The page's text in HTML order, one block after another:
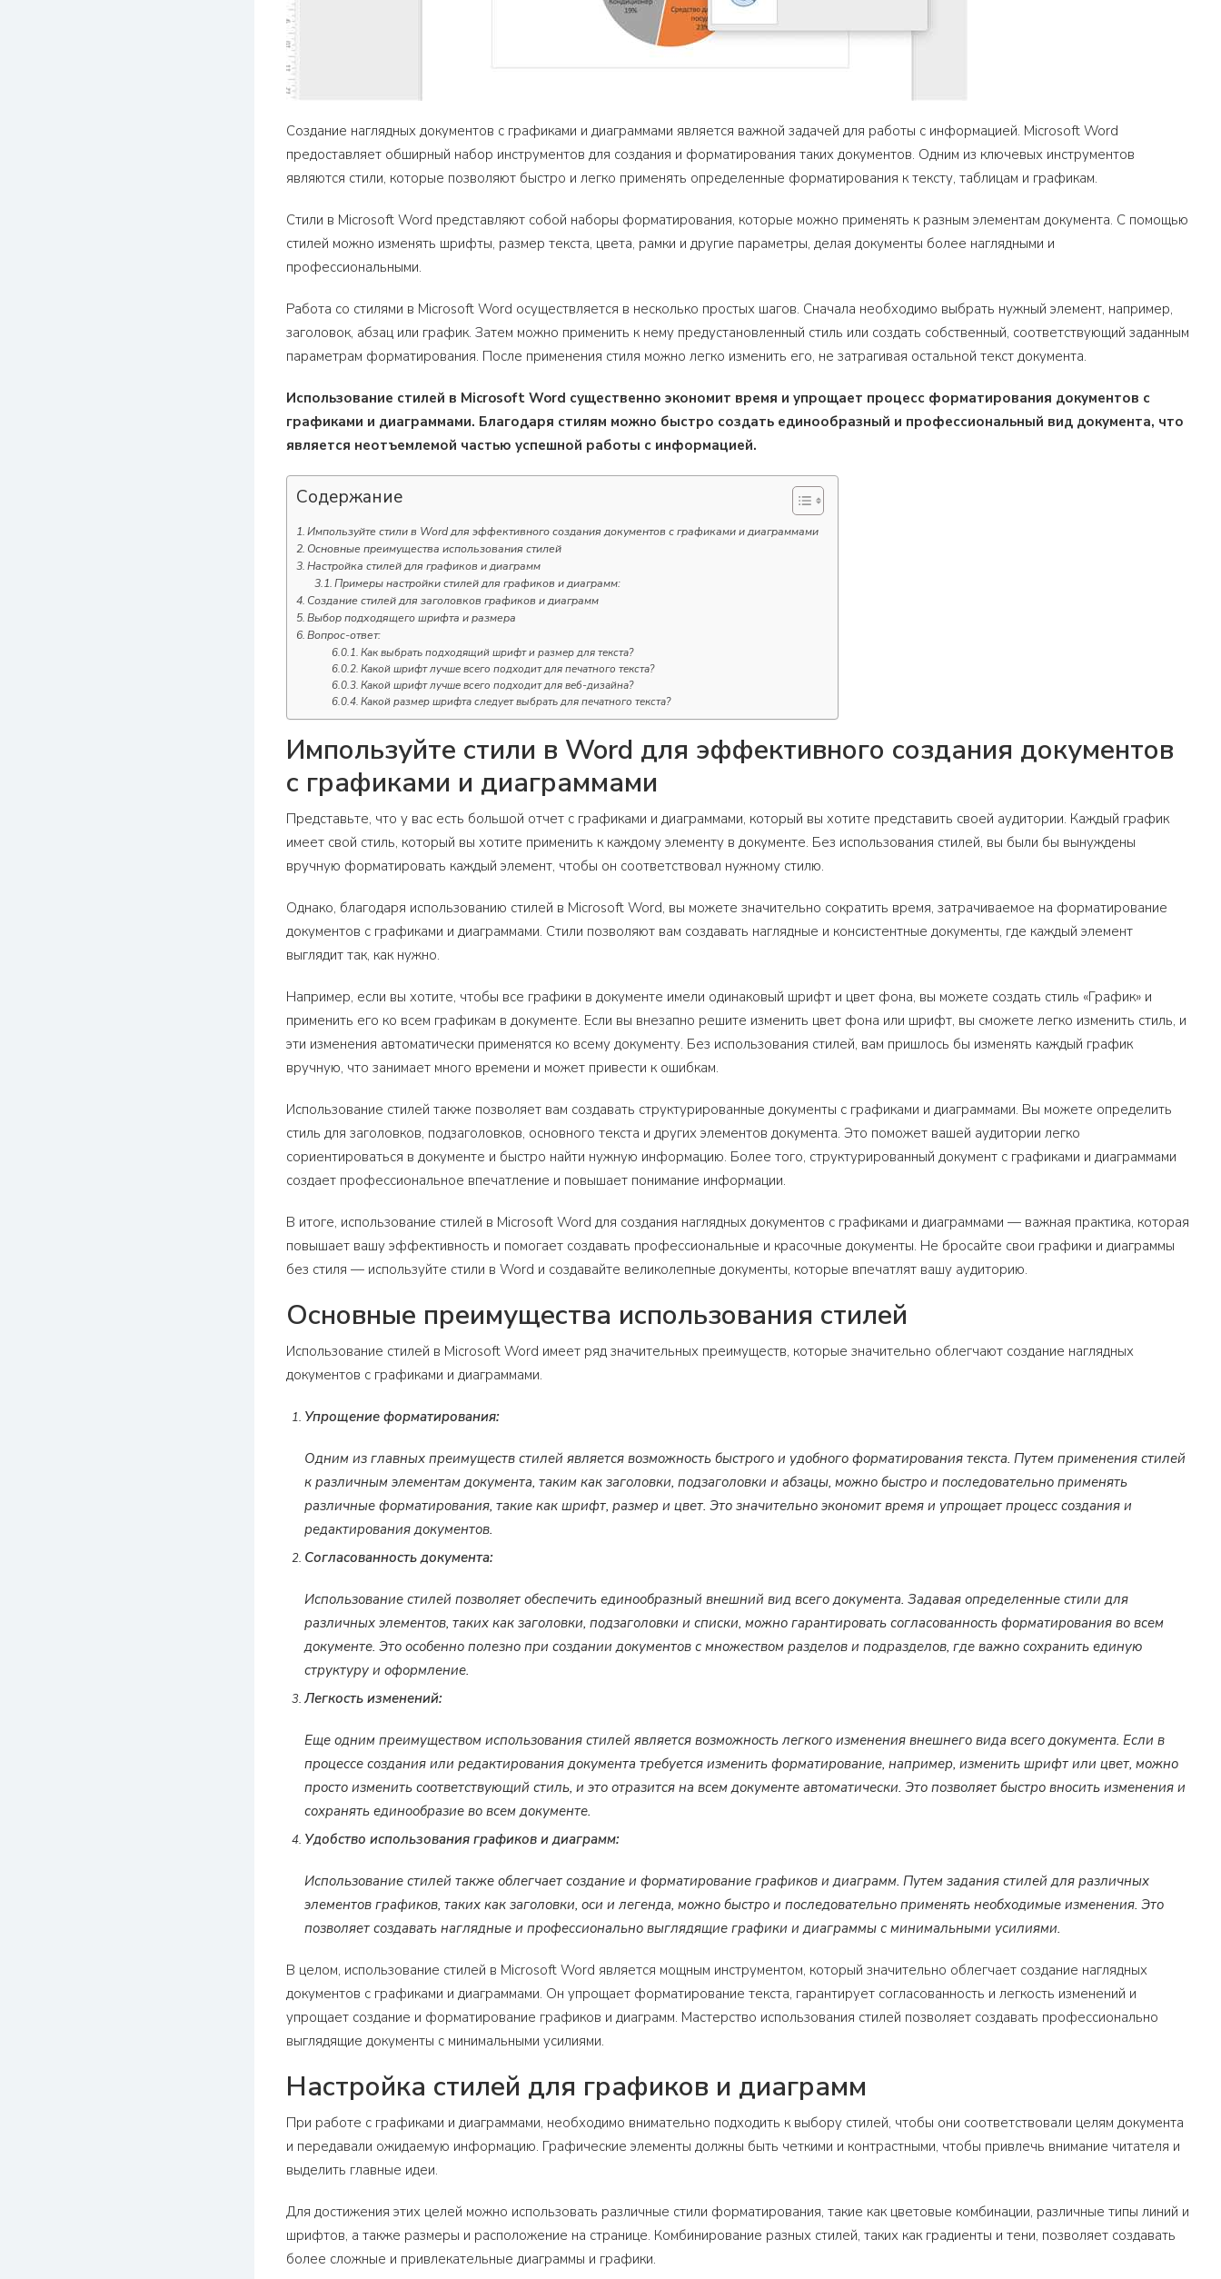
Создание наглядных документов с графиками и диаграммами является важной задачей для работы с информацией. Microsoft Word
предоставляет обширный набор инструментов для создания и форматирования таких документов. Одним из ключевых инструментов
являются стили, которые позволяют быстро и легко применять определенные форматирования к тексту, таблицам и графикам.
Стили в Microsoft Word представляют собой наборы форматирования, которые можно применять к разным элементам документа. С помощью
стилей можно изменять шрифты, размер текста, цвета, рамки и другие параметры, делая документы более наглядными и
профессиональными.
Работа со стилями в Microsoft Word осуществляется в несколько простых шагов. Сначала необходимо выбрать нужный элемент, например,
заголовок, абзац или график. Затем можно применить к нему предустановленный стиль или создать собственный, соответствующий заданным
параметрам форматирования. После применения стиля можно легко изменить его, не затрагивая остальной текст документа.
Использование стилей в Microsoft Word существенно экономит время и упрощает процесс форматирования документов с
графиками и диаграммами. Благодаря стилям можно быстро создать единообразный и профессиональный вид документа, что
является неотъемлемой частью успешной работы с информацией.
Содержание
Импользуйте стили в Word для эффективного создания документов с графиками и диаграммами
Основные преимущества использования стилей
Настройка стилей для графиков и диаграмм
Примеры настройки стилей для графиков и диаграмм:
Создание стилей для заголовков графиков и диаграмм
Выбор подходящего шрифта и размера
Вопрос-ответ:
Как выбрать подходящий шрифт и размер для текста?
Какой шрифт лучше всего подходит для печатного текста?
Какой шрифт лучше всего подходит для веб-дизайна?
Какой размер шрифта следует выбрать для печатного текста?
Импользуйте стили в Word для эффективного создания документов
с графиками и диаграммами
Представьте, что у вас есть большой отчет с графиками и диаграммами, который вы хотите представить своей аудитории. Каждый график
имеет свой стиль, который вы хотите применить к каждому элементу в документе. Без использования стилей, вы были бы вынуждены
вручную форматировать каждый элемент, чтобы он соответствовал нужному стилю.
Однако, благодаря использованию стилей в Microsoft Word, вы можете значительно сократить время, затрачиваемое на форматирование
документов с графиками и диаграммами. Стили позволяют вам создавать наглядные и консистентные документы, где каждый элемент
выглядит так, как нужно.
Например, если вы хотите, чтобы все графики в документе имели одинаковый шрифт и цвет фона, вы можете создать стиль «График» и
применить его ко всем графикам в документе. Если вы внезапно решите изменить цвет фона или шрифт, вы сможете легко изменить стиль, и
эти изменения автоматически применятся ко всему документу. Без использования стилей, вам пришлось бы изменять каждый график
вручную, что занимает много времени и может привести к ошибкам.
Использование стилей также позволяет вам создавать структурированные документы с графиками и диаграммами. Вы можете определить
стиль для заголовков, подзаголовков, основного текста и других элементов документа. Это поможет вашей аудитории легко
сориентироваться в документе и быстро найти нужную информацию. Более того, структурированный документ с графиками и диаграммами
создает профессиональное впечатление и повышает понимание информации.
В итоге, использование стилей в Microsoft Word для создания наглядных документов с графиками и диаграммами — важная практика, которая
повышает вашу эффективность и помогает создавать профессиональные и красочные документы. Не бросайте свои графики и диаграммы
без стиля — используйте стили в Word и создавайте великолепные документы, которые впечатлят вашу аудиторию.
Основные преимущества использования стилей
Использование стилей в Microsoft Word имеет ряд значительных преимуществ, которые значительно облегчают создание наглядных
документов с графиками и диаграммами.
Упрощение форматирования:
Одним из главных преимуществ стилей является возможность быстрого и удобного форматирования текста. Путем применения стилей
к различным элементам документа, таким как заголовки, подзаголовки и абзацы, можно быстро и последовательно применять
различные форматирования, такие как шрифт, размер и цвет. Это значительно экономит время и упрощает процесс создания и
редактирования документов.
Согласованность документа:
Использование стилей позволяет обеспечить единообразный внешний вид всего документа. Задавая определенные стили для
различных элементов, таких как заголовки, подзаголовки и списки, можно гарантировать согласованность форматирования во всем
документе. Это особенно полезно при создании документов с множеством разделов и подразделов, где важно сохранить единую
структуру и оформление.
Легкость изменений:
Еще одним преимуществом использования стилей является возможность легкого изменения внешнего вида всего документа. Если в
процессе создания или редактирования документа требуется изменить форматирование, например, изменить шрифт или цвет, можно
просто изменить соответствующий стиль, и это отразится на всем документе автоматически. Это позволяет быстро вносить изменения и
сохранять единообразие во всем документе.
Удобство использования графиков и диаграмм:
Использование стилей также облегчает создание и форматирование графиков и диаграмм. Путем задания стилей для различных
элементов графиков, таких как заголовки, оси и легенда, можно быстро и последовательно применять необходимые изменения. Это
позволяет создавать наглядные и профессионально выглядящие графики и диаграммы с минимальными усилиями.
В целом, использование стилей в Microsoft Word является мощным инструментом, который значительно облегчает создание наглядных
документов с графиками и диаграммами. Он упрощает форматирование текста, гарантирует согласованность и легкость изменений и
упрощает создание и форматирование графиков и диаграмм. Мастерство использования стилей позволяет создавать профессионально
выглядящие документы с минимальными усилиями.
Настройка стилей для графиков и диаграмм
При работе с графиками и диаграммами, необходимо внимательно подходить к выбору стилей, чтобы они соответствовали целям документа
и передавали ожидаемую информацию. Графические элементы должны быть четкими и контрастными, чтобы привлечь внимание читателя и
выделить главные идеи.
Для достижения этих целей можно использовать различные стили форматирования, такие как цветовые комбинации, различные типы линий и
шрифтов, а также размеры и расположение на странице. Комбинирование разных стилей, таких как градиенты и тени, позволяет создавать
более сложные и привлекательные диаграммы и графики.